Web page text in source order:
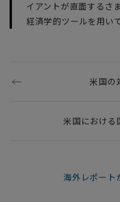
イアントが直面するさ
経済学的ツールを用い
米国の
米国における
海外レポート